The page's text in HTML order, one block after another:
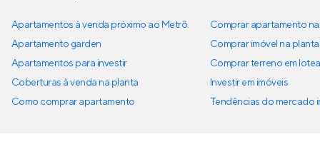
Apartamentos à venda próximo ao Metrô
Apartamento garden
Apartamentos para investir
Coberturas à venda na planta
Como comprar apartamento
Comprar apartamento
Comprar imóvel na planta
Comprar terreno em
Investir em imóveis
Tendências do mercado